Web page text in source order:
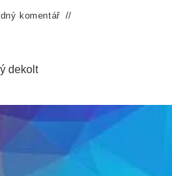
komentář
dekolt